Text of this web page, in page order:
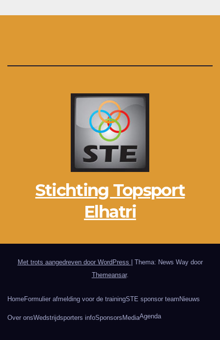
Stichting Topsport
Elhatri
Met trots aangedreven door WordPress
Thema: News Way door
Themeansar.
HomeFormulier afmelding voor de trainingSTE sponsor teamNieuws
Over onsWedstrijdsporters infoSponsors MediaAgenda